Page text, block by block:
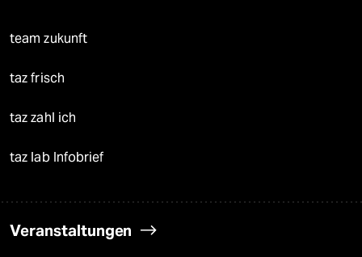
team zukunft
taz frisch
taz zahl ich
taz lab Infobrief
Veranstaltungen